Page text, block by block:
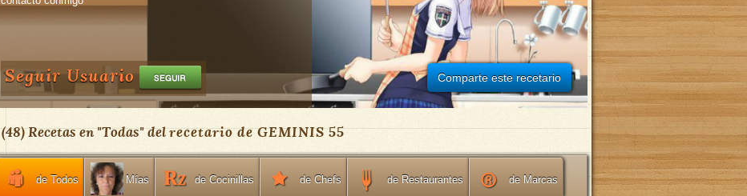
Comparte este recetario
Seguir Usuario
(48) Recetas en "Todas" delrecetario de GEMINIS 55
de Todos Mías de Cocinillas de Chefs de Restaurantes de Marcas